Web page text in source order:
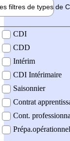
filtres de types de
contrat
CDI
CDD
Intérim
CDI Intérimaire
Saisonnier
Contrat
Cont.